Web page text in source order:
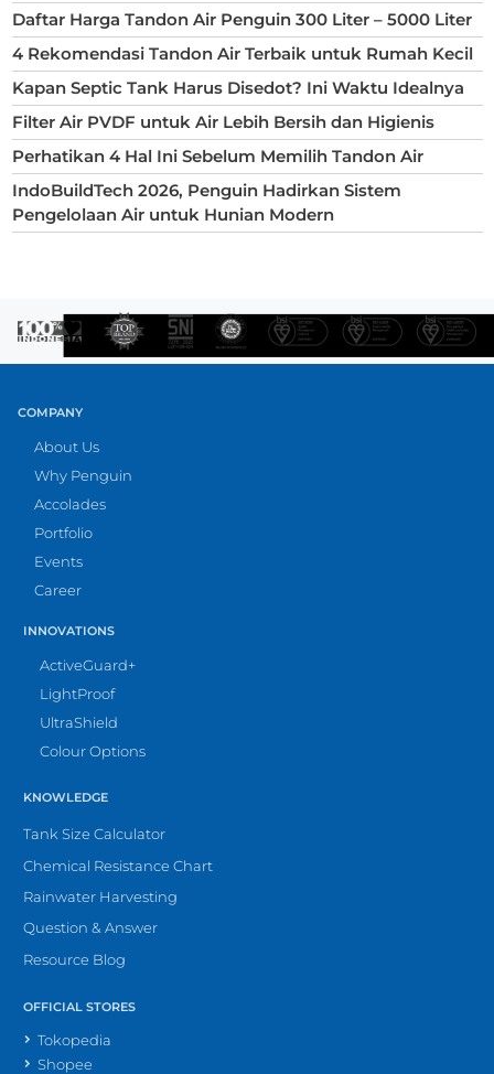
Daftar Harga Tandon Air Penguin 300 Liter – 5000 Liter
4 Rekomendasi Tandon Air Terbaik untuk Rumah Kecil
Kapan Septic Tank Harus Disedot? Ini Waktu Idealnya
Filter Air PVDF untuk Air Lebih Bersih dan Higienis
Perhatikan 4 Hal Ini Sebelum Memilih Tandon Air
IndoBuildTech 2026, Penguin Hadirkan Sistem
Pengelolaan Air untuk Hunian Modern
COMPANY
About Us
Why Penguin
Accolades
Portfolio
Events
Career
INNOVATIONS
ActiveGuard+
LightProof
UltraShield
Colour Options
KNOWLEDGE
Tank Size Calculator
Chemical Resistance Chart
Rainwater Harvesting
Question & Answer
Resource Blog
OFFICIAL STORES
Tokopedia
Shopee